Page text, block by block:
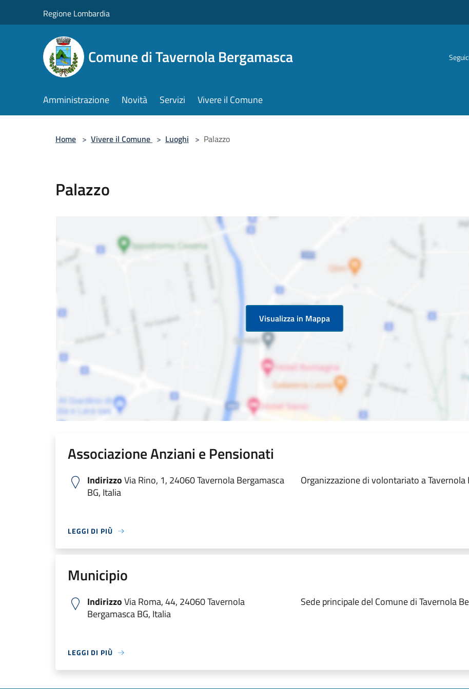
Regione Lombardia
Comune di Tavernola Bergamasca
Amministrazione Novità Servizi Vivere il Comune
Home > Vivere il Comune > Luoghi > Palazzo
Palazzo
Visualizza in Mappa
Associazione Anziani e Pensionati
IndirizzoVia Rino, 1, 24060 Tavernola Bergamasca
BG, Italia
Organizzazione di volontariato a Tavernola
LEGGI DI PIÙ
Municipio
IndirizzoVia Roma, 44, 24060 Tavernola
Bergamasca BG, Italia
Sede principale del Comune di Tavernola
LEGGI DI PIÙ